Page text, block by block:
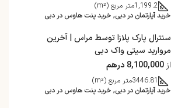
1,199.2متر مربع (m²)
خرید آپارتمان در دبی, خرید پنت هاوس در دبی
سنترال پارک پلازا توسط مراس | آخرین
مروارید سیتی واک دبی
از 8,100,000 درهم
3446.81متر مربع (m²)
خرید آپارتمان در دبی, خرید پنت هاوس در دبی